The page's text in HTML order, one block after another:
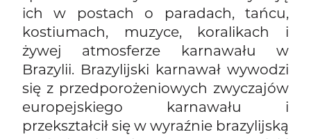
ich w postach o paradach, tańcu,
kostiumach, muzyce, koralikach i
żywej atmosferze karnawału w
Brazylii. Brazylijski karnawał wywodzi
się z przedporożeniowych zwyczajów
europejskiego karnawału i
przekształcił się w wyraźnie brazylijską